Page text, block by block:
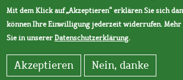
Mit dem Klick auf „Akzeptieren“ erklären Sie sich
können Ihre Einwilligung jederzeit widerrufen.
Sie in unsererDatenschutzerklärung.
Akzeptieren Nein, danke